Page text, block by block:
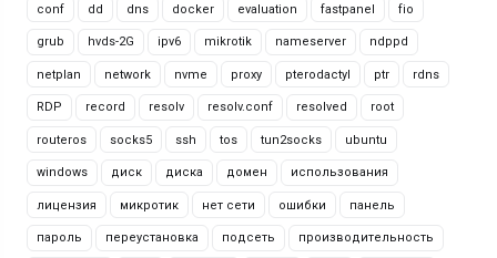
conf dd dns docker evaluation fastpanel fio
grub hvds-2G ipv6 mikrotik nameserver ndppd
netplan network nvme proxy pterodactyl ptr rdns
RDP record resolv resolv.conf resolved root
routeros socks5 ssh tos tun2socks ubuntu
windows диск диска домен использования
лицензия микротик нет сети ошибки панель
пароль переустановка подсеть производительность